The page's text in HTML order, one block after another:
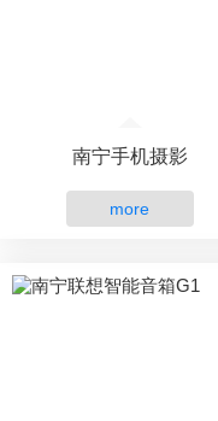
南宁手机摄影
more